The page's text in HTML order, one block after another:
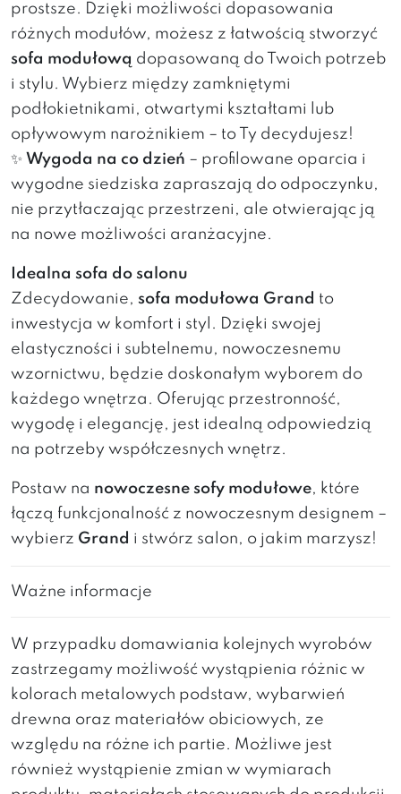
prostsze. Dzięki możliwości dopasowania
różnych modułów, możesz z łatwością stworzyć
sofa modułową dopasowaną do Twoich potrzeb
i stylu. Wybierz między zamkniętymi
podłokietnikami, otwartymi kształtami lub
opływowym narożnikiem – to Ty decydujesz!
✨ Wygoda na co dzień – profilowane oparcia i
wygodne siedziska zapraszają do odpoczynku,
nie przytłaczając przestrzeni, ale otwierając ją
na nowe możliwości aranżacyjne.
Idealna sofa do salonu
Zdecydowanie, sofa modułowa Grand to
inwestycja w komfort i styl. Dzięki swojej
elastyczności i subtelnemu, nowoczesnemu
wzornictwu, będzie doskonałym wyborem do
każdego wnętrza. Oferując przestronność,
wygodę i elegancję, jest idealną odpowiedzią
na potrzeby współczesnych wnętrz.
Postaw na nowoczesne sofy modułowe, które
łączą funkcjonalność z nowoczesnym designem –
wybierz Grand i stwórz salon, o jakim marzysz!
Ważne informacje
W przypadku domawiania kolejnych wyrobów
zastrzegamy możliwość wystąpienia różnic w
kolorach metalowych podstaw, wybarwień
drewna oraz materiałów obiciowych, ze
względu na różne ich partie. Możliwe jest
również wystąpienie zmian w wymiarach